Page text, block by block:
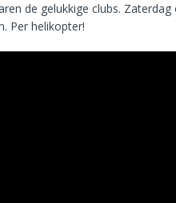
de gelukkige clubs.
Per helikopter!